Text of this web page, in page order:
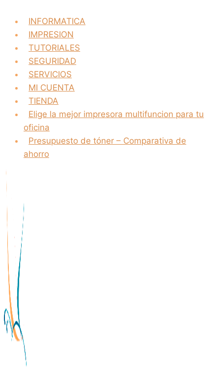
INFORMATICA
IMPRESION
TUTORIALES
SEGURIDAD
SERVICIOS
MI CUENTA
TIENDA
Elige la mejor impresora multifuncion para tu
oficina
Presupuesto de tóner – Comparativa de
ahorro